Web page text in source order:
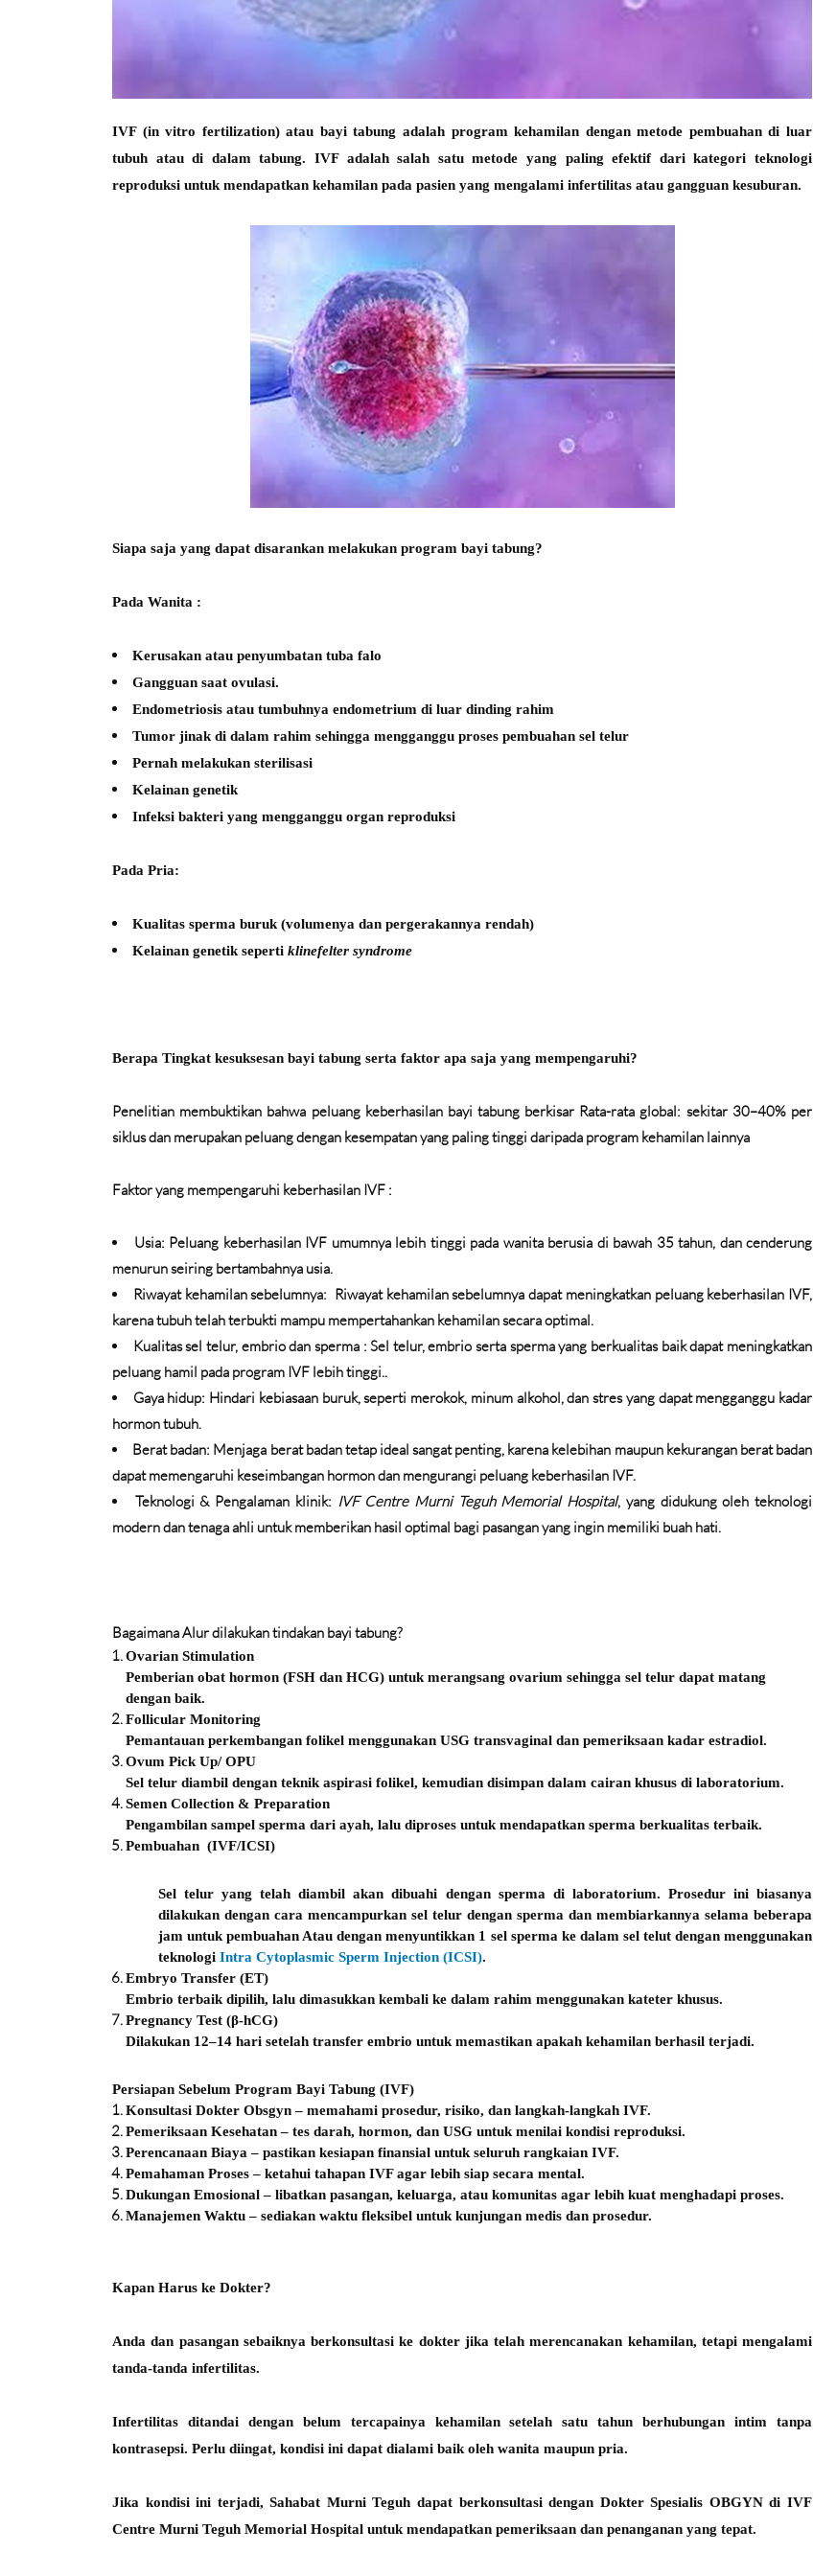
IVF (in vitro fertilization) atau bayi tabung adalah program kehamilan dengan metode pembuahan di luar
tubuh atau di dalam tabung. IVF adalah salah satu metode yang paling efektif dari kategori teknologi
reproduksi untuk mendapatkan kehamilan pada pasien yang mengalami infertilitas atau gangguan kesuburan.
Siapa saja yang dapat disarankan melakukan program bayi tabung?
Pada Wanita :
Kerusakan atau penyumbatan tuba falo
Gangguan saat ovulasi.
Endometriosis atau tumbuhnya endometrium di luar dinding rahim
Tumor jinak di dalam rahim sehingga mengganggu proses pembuahan sel telur
Pernah melakukan sterilisasi
Kelainan genetik
Infeksi bakteri yang mengganggu organ reproduksi
Pada Pria:
Kualitas sperma buruk (volumenya dan pergerakannya rendah)
Kelainan genetik seperti klinefelter syndrome
Berapa Tingkat kesuksesan bayi tabung serta faktor apa saja yang mempengaruhi?
Penelitian membuktikan bahwa peluang keberhasilan bayi tabung berkisar Rata-rata global: sekitar 30–40% per
siklus dan merupakan peluang dengan kesempatan yang paling tinggi daripada program kehamilan lainnya
Faktor yang mempengaruhi keberhasilan IVF :
Usia: Peluang keberhasilan IVF umumnya lebih tinggi pada wanita berusia di bawah 35 tahun, dan cenderung
menurun seiring bertambahnya usia.
Riwayat kehamilan sebelumnya: Riwayat kehamilan sebelumnya dapat meningkatkan peluang keberhasilan IVF,
karena tubuh telah terbukti mampu mempertahankan kehamilan secara optimal.
Kualitas sel telur, embrio dan sperma :Sel telur, embrio serta sperma yang berkualitas baik dapat meningkatkan
peluang hamil pada program IVF lebih tinggi..
Gaya hidup: Hindari kebiasaan buruk, seperti merokok, minum alkohol, dan stres yang dapat mengganggu kadar
hormon tubuh.
Berat badan: Menjaga berat badan tetap ideal sangat penting, karena kelebihan maupun kekurangan berat badan
dapat memengaruhi keseimbangan hormon dan mengurangi peluang keberhasilan IVF.
Teknologi & Pengalaman klinik: IVF Centre Murni Teguh Memorial Hospital, yang didukung oleh teknologi
modern dan tenaga ahli untuk memberikan hasil optimal bagi pasangan yang ingin memiliki buah hati.
Bagaimana Alur dilakukan tindakan bayi tabung?
Ovarian Stimulation
Pemberian obat hormon (FSH dan HCG) untuk merangsang ovarium sehingga sel telur dapat matang
dengan baik.
Follicular Monitoring
Pemantauan perkembangan folikel menggunakan USG transvaginal dan pemeriksaan kadar estradiol.
Ovum Pick Up/ OPU
Sel telur diambil dengan teknik aspirasi folikel, kemudian disimpan dalam cairan khusus di laboratorium.
Semen Collection & Preparation
Pengambilan sampel sperma dari ayah, lalu diproses untuk mendapatkan sperma berkualitas terbaik.
Pembuahan (IVF/ICSI)
Sel telur yang telah diambil akan dibuahi dengan sperma di laboratorium. Prosedur ini biasanya
dilakukan dengan cara mencampurkan sel telur dengan sperma dan membiarkannya selama beberapa
jam untuk pembuahan Atau dengan menyuntikkan 1 sel sperma ke dalam sel telut dengan menggunakan
teknologi Intra Cytoplasmic Sperm Injection (ICSI).
Embryo Transfer (ET)
Embrio terbaik dipilih, lalu dimasukkan kembali ke dalam rahim menggunakan kateter khusus.
Pregnancy Test (β-hCG)
Dilakukan 12–14 hari setelah transfer embrio untuk memastikan apakah kehamilan berhasil terjadi.
Persiapan Sebelum Program Bayi Tabung (IVF)
Konsultasi Dokter Obsgyn– memahami prosedur, risiko, dan langkah-langkah IVF.
Pemeriksaan Kesehatan– tes darah, hormon, dan USG untuk menilai kondisi reproduksi.
Perencanaan Biaya – pastikan kesiapan finansial untuk seluruh rangkaian IVF.
Pemahaman Proses– ketahui tahapan IVF agar lebih siap secara mental.
Dukungan Emosional– libatkan pasangan, keluarga, atau komunitas agar lebih kuat menghadapi proses.
Manajemen Waktu– sediakan waktu fleksibel untuk kunjungan medis dan prosedur.
Kapan Harus ke Dokter?
Anda dan pasangan sebaiknya berkonsultasi ke dokter jika telah merencanakan kehamilan, tetapi mengalami
tanda-tanda infertilitas.
Infertilitas ditandai dengan belum tercapainya kehamilan setelah satu tahun berhubungan intim tanpa
kontrasepsi. Perlu diingat, kondisi ini dapat dialami baik oleh wanita maupun pria.
Jika kondisi ini terjadi,Sahabat Murni Teguh dapat berkonsultasi dengan Dokter Spesialis OBGYN di IVF
Centre Murni Teguh Memorial Hospital untuk mendapatkan pemeriksaan dan penanganan yang tepat.